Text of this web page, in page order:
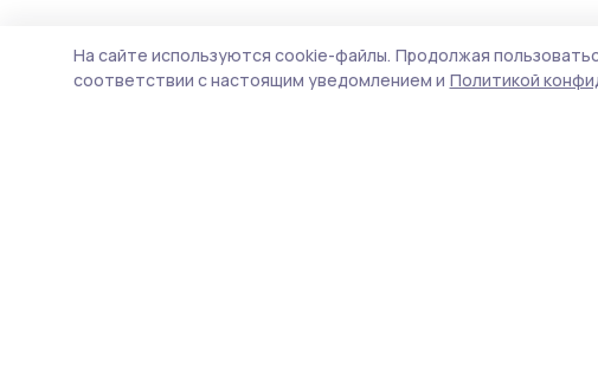
На сайте используются cookie-файлы. Продолжая
соответствии с настоящим уведомлением и Политикой